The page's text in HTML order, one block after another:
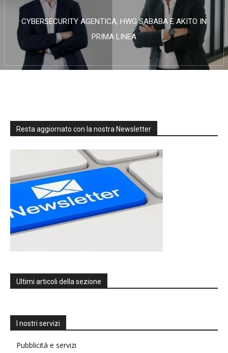
CYBERSECURITY AGENTICA, HWG SABABA E AKITO IN
PRIMA LINEA
Resta aggiornato con la nostra Newsletter
Ultimi articoli della sezione
I nostri servizi
Pubblicità e servizi